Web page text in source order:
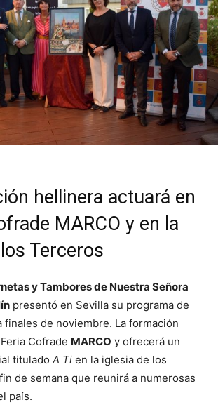
hellinera actuará en
MARCO y en la
Terceros
y Tambores de Nuestra Señora
presentó en Sevilla su programa de
finales de noviembre. La formación
Cofrade MARCO y ofrecerá un
titulado A Ti en la iglesia de los
de semana que reunirá a numerosas
país.